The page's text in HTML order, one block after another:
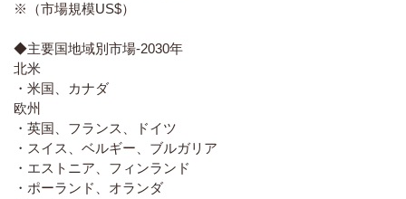
※（市場規模US$）
◆主要国地域別市場-2030年
北米
・米国、カナダ
欧州
・英国、フランス、ドイツ
・スイス、ベルギー、ブルガリア
・エストニア、フィンランド
・ポーランド、オランダ